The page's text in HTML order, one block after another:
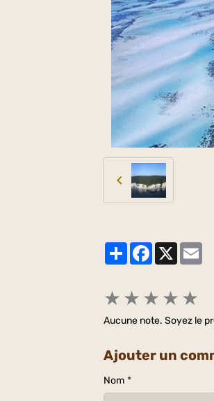
PartagerFacebook
X
★ ★ ★ ★ ★
Aucune note. Soyez le
Ajouter un
Nom